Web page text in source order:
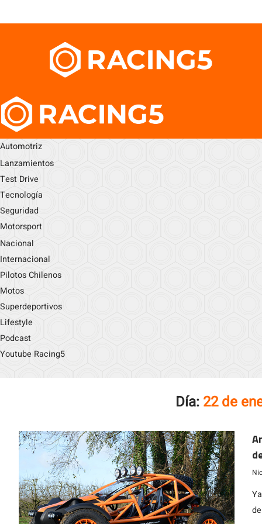
Automotriz
Lanzamientos
Test Drive
Tecnología
Seguridad
Motorsport
Nacional
Internacional
Pilotos Chilenos
Motos
Superdeportivos
Lifestyle
Podcast
Youtube Racing5
Día: 22 de